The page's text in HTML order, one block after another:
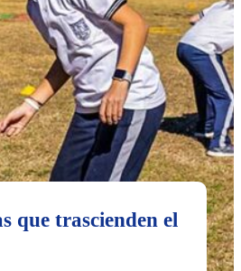
que trascienden el